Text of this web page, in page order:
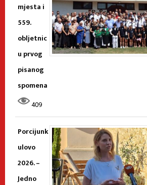
mjesta i
559.
obljetnic
u prvog
pisanog
spomena
409
Porcijunk
ulovo
2026. –
Jedno